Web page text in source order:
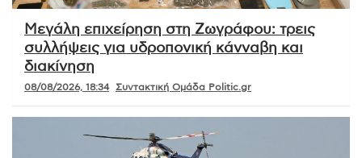
Μεγάλη επιχείρηση στη Ζωγράφου: τρεις
συλλήψεις για υδροπονική κάνναβη και
διακίνηση
08/08/2026, 18:34 Συντακτική Ομάδα Politic.gr